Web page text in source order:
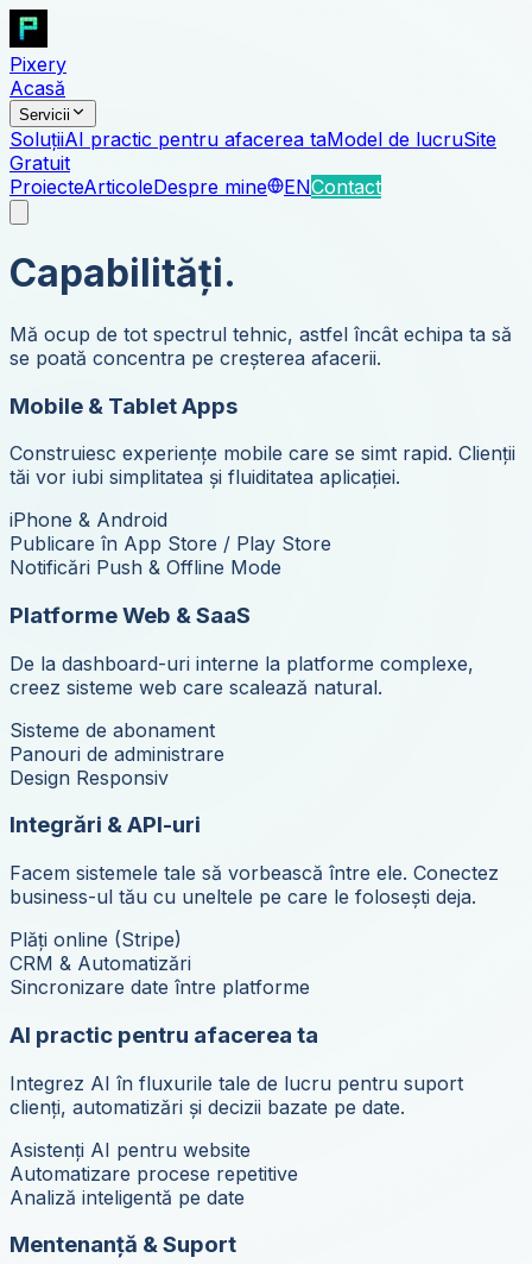
Pixery
Acasă
Servicii
SoluțiiAI practic pentru afacerea taModel de lucruSite
Gratuit
ProiecteArticoleDespre mine ENContact
Capabilități.
Mă ocup de tot spectrul tehnic, astfel încât echipa ta să
se poată concentra pe creșterea afacerii.
Mobile & Tablet Apps
Construiesc experiențe mobile care se simt rapid. Clienții
tăi vor iubi simplitatea și fluiditatea aplicației.
iPhone & Android
Publicare în App Store / Play Store
Notificări Push & Offline Mode
Platforme Web & SaaS
De la dashboard-uri interne la platforme complexe,
creez sisteme web care scalează natural.
Sisteme de abonament
Panouri de administrare
Design Responsiv
Integrări & API-uri
Facem sistemele tale să vorbească între ele. Conectez
business-ul tău cu uneltele pe care le folosești deja.
Plăți online (Stripe)
CRM & Automatizări
Sincronizare date între platforme
AI practic pentru afacerea ta
Integrez AI în fluxurile tale de lucru pentru suport
clienți, automatizări și decizii bazate pe date.
Asistenți AI pentru website
Automatizare procese repetitive
Analiză inteligentă pe date
Mentenanță & Suport